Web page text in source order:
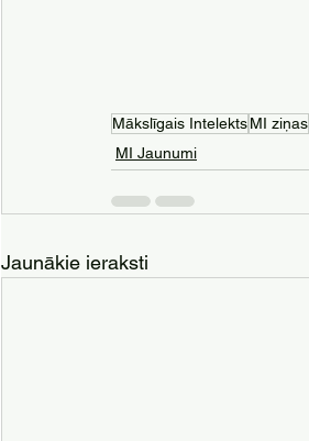
Mākslīgais IntelektsMI ziņas
MI Jaunumi
Jaunākie ieraksti